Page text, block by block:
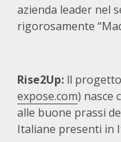
azienda leader nel
rigorosamente
Rise2Up: ll
expose.com) nasce
alle buone prassi
Italiane presenti in